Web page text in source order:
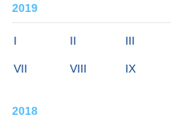
2019
I II III
VII VIII IX
2018